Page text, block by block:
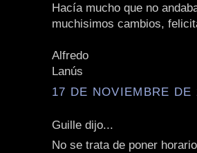
Hacía mucho que no
muchisimos cambios,
Alfredo
Lanús
17 DE NOVIEMBRE
Guille dijo...
No se trata de poner